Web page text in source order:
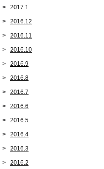
2017.1
2016.12
2016.11
2016.10
2016.9
2016.8
2016.7
2016.6
2016.5
2016.4
2016.3
2016.2